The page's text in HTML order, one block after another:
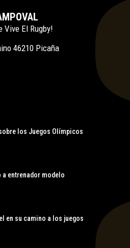
Vive El Rugby!
46210 Picaña
los Juegos Olímpicos
a entrenador modelo
en su camino a los juegos